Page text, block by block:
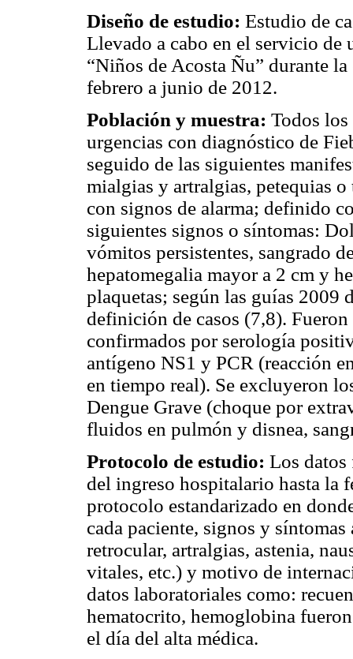
Diseño de estudio: Estudio de
Llevado a cabo en el servicio de
“Niños de Acosta Ñu” durante
febrero a junio de 2012.
Población y muestra: Todos
urgencias con diagnóstico de
seguido de las siguientes
mialgias y artralgias, petequias
con signos de alarma; definido
siguientes signos o síntomas:
vómitos persistentes, sangrado
hepatomegalia mayor a 2 cm y
plaquetas; según las guías 2009
definición de casos (7,8).
confirmados por serología
antígeno NS1 y PCR (reacción
en tiempo real). Se excluyeron
Dengue Grave (choque por
fluidos en pulmón y disnea,
Protocolo de estudio: Los datos
del ingreso hospitalario hasta la
protocolo estandarizado en
cada paciente, signos y
retrocular, artralgias, astenia,
vitales, etc.) y motivo de
datos laboratoriales como:
hematocrito, hemoglobina
el día del alta médica.